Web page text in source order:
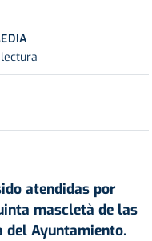
atendidas por
mascletà de las
del Ayuntamiento.